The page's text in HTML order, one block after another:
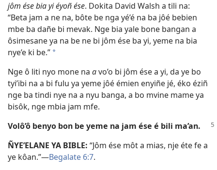
jôm ése bia yi éyoñ ése. Dokita David Walsh a tili na:
“Beta jam a ne na, bôte be nga yé’é na ba jôé bebien
mbe ba dañe bi mevak. Nge bia yale bone bangan a
ôsimesane ya na be ne bi jôm ése ba yi, yeme na bia
nye’e ki be.” *
Nge ô liti nyo mone na avo’o bi jôm ése a yi, da ye bo
tyi’ibi na a bi fulu ya yeme jôé émien enyiñe jé, éko éziñ
nge ba tindi nye na a nyu banga, a bo mvine mame ya
bisôk, nge mbia jam mfe.
Volô’ô benyo bon be yeme na jam ése é bili ma’an.
ÑYE’ELANE YA BIBLE: “Jôm ése môt a mias, nje éte fe a
ye kôan.”​—Begalate 6:7.